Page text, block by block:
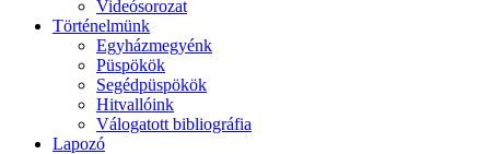
Videósorozat
Történelmünk
Egyházmegyénk
Püspökök
Segédpüspökök
Hitvallóink
Válogatott bibliográfia
Lapozó